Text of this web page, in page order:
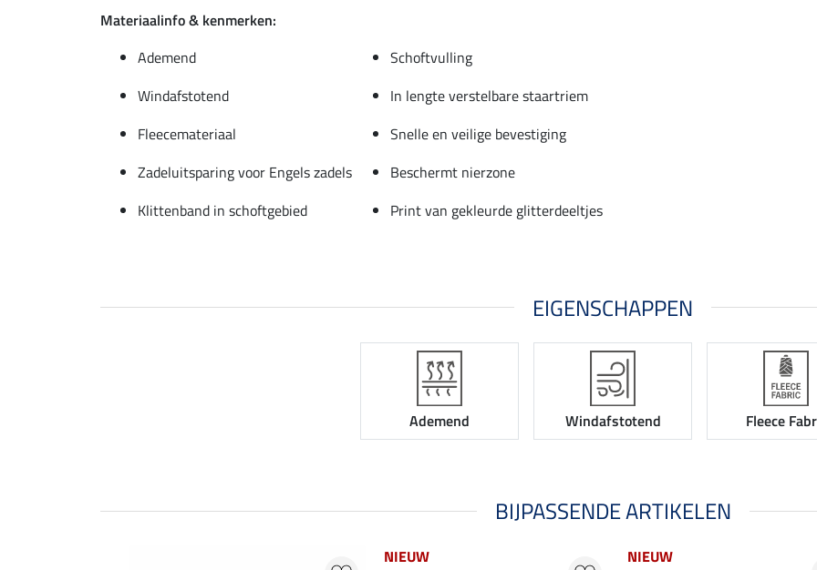
Materiaalinfo & kenmerken:
Ademend
Schoftvulling
Windafstotend
In lengte verstelbare staartriem
Fleecemateriaal
Snelle en veilige bevestiging
Zadeluitsparing voor Engels zadels
Beschermt nierzone
Klittenband in schoftgebied
Print van gekleurde glitterdeeltjes
EIGENSCHAPPEN
Ademend Windafstotend Fleece
BIJPASSENDE ARTIKELEN
NIEUW NIEUW